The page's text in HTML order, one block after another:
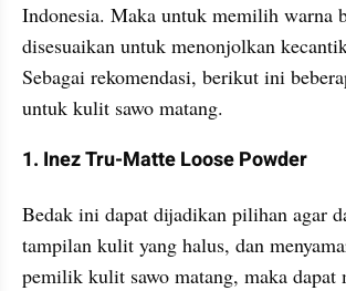
Indonesia. Maka untuk memilih warna
disesuaikan untuk menonjolkan
Sebagai rekomendasi, berikut ini
untuk kulit sawo matang.
1. Inez Tru-Matte Loose Powder
Bedak ini dapat dijadikan pilihan agar
tampilan kulit yang halus, dan
pemilik kulit sawo matang, maka dapat